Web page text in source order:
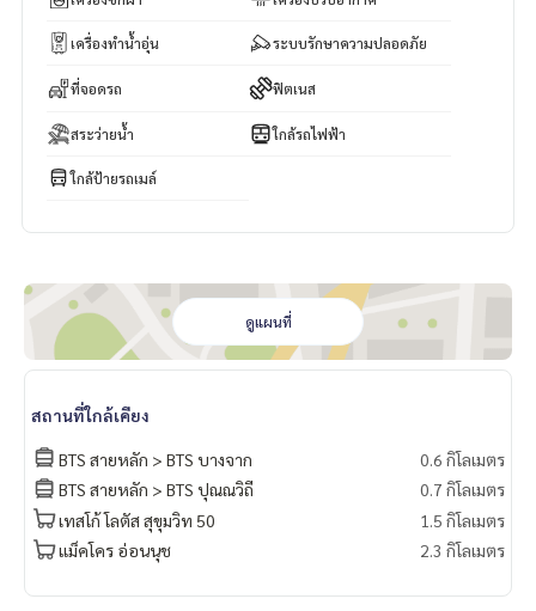
เครื่องทำน้ำอุ่น ระบบรักษาความปลอดภัย
ที่จอดรถ ฟิตเนส
สระว่ายน้ำ ใกล้รถไฟฟ้า
ใกล้ป้ายรถเมล์
ดูแผนที่
สถานที่ใกล้เคียง
BTS สายหลัก > BTS บางจาก
0.6 กิโลเมตร
BTS สายหลัก > BTS ปุณณวิถี
0.7 กิโลเมตร
เทสโก้ โลตัส สุขุมวิท 50
1.5 กิโลเมตร
แม็คโคร อ่อนนุช
2.3 กิโลเมตร